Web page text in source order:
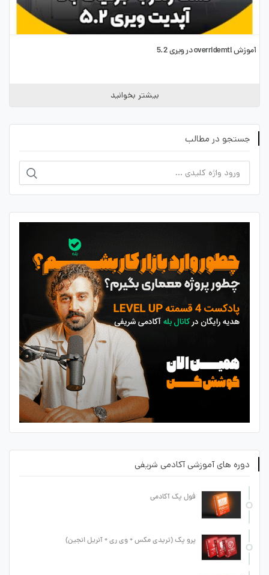
آموزش overridemtl در ویری 5.2
بیشتر بخوانید
جستجو در مطالب
دوره های آموزشی آکادمی شریفی
فول پک آکادمی
پرو پک (تریدی مکس + وی ری + آنریل انجین)